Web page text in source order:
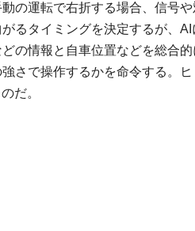
の運転で右折する場合、信号
るタイミングを決定するが、
の情報と自車位置などを総合
さで操作するかを命令する。
だ。